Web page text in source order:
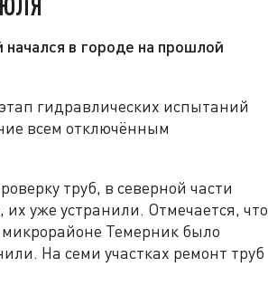
в городе на прошлой
гидравлических испытаний
всем отключённым
труб, в северной части
уже устранили. Отмечается, что
микрорайоне Темерник было
На семи участках ремонт труб